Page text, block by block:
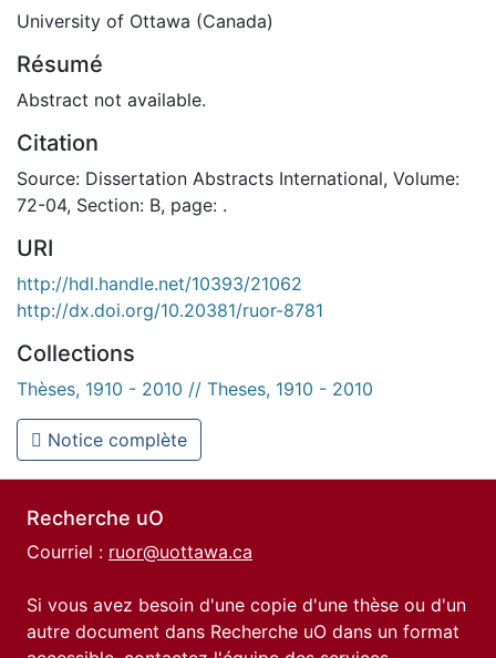
University of Ottawa (Canada)
Résumé
Abstract not available.
Citation
Source: Dissertation Abstracts International, Volume:
72-04, Section: B, page: .
URI
http://hdl.handle.net/10393/21062
http://dx.doi.org/10.20381/ruor-8781
Collections
Thèses, 1910 - 2010 // Theses, 1910 - 2010
Notice complète
Recherche uO
Courriel : ruor@uottawa.ca
Si vous avez besoin d'une copie d'une thèse ou d'un
autre document dans Recherche uO dans un format